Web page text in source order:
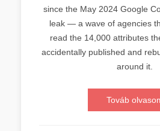
since the May 2024 Google
leak — a wave of agencies
read the 14,000 attributes
accidentally published and
around it.
Továb